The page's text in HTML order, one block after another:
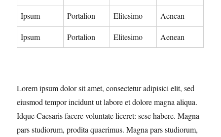
Ipsum Portalion Elitesimo Aenean
Ipsum Portalion Elitesimo Aenean
Lorem ipsum dolor sit amet, consectetur adipisici elit, sed
eiusmod tempor incidunt ut labore et dolore magna aliqua.
Idque Caesaris facere voluntate liceret: sese habere. Magna
pars studiorum, prodita quaerimus. Magna pars studiorum,